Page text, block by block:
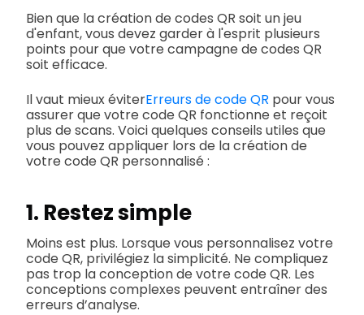
Bien que la création de codes QR soit un jeu
d'enfant, vous devez garder à l'esprit plusieurs
points pour que votre campagne de codes QR
soit efficace.
Il vaut mieux éviterErreurs de code QR pour vous
assurer que votre code QR fonctionne et reçoit
plus de scans. Voici quelques conseils utiles que
vous pouvez appliquer lors de la création de
votre code QR personnalisé :
1. Restez simple
Moins est plus. Lorsque vous personnalisez votre
code QR, privilégiez la simplicité. Ne compliquez
pas trop la conception de votre code QR. Les
conceptions complexes peuvent entraîner des
erreurs d’analyse.